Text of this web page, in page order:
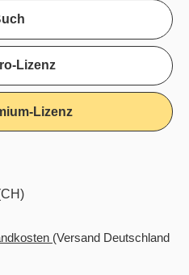
Lizenz
Lizenz
(Versand Deutschland